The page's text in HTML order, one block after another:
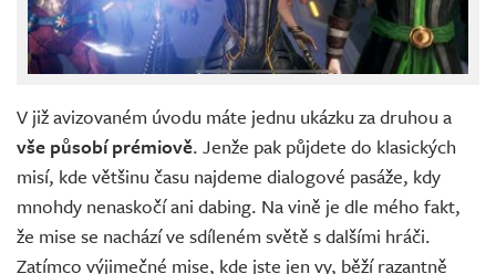
V již avizovaném úvodu máte jednu ukázku za druhou a
vše působí prémiově. Jenže pak půjdete do klasických
misí, kde většinu času najdeme dialogové pasáže, kdy
mnohdy nenaskočí ani dabing. Na vině je dle mého fakt,
že mise se nachází ve sdíleném světě s dalšími hráči.
Zatímco výjimečné mise, kde jste jen vy, běží razantně